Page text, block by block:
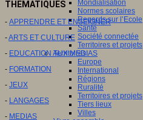
Mondialisation
Normes scolaires
Regards sur l’Ecole
Santé
Société connectée
Territoires et projets
Territoires
Europe
International
Régions
Ruralité
Territoires et projets
Tiers lieux
Villes
THEMATIQUES
- APPRENDRE ET ENSEIGNER
-ARTS ET CULTURE
- EDUCATION AUX MEDIAS
- FORMATION
- JEUX
- LANGAGES
- MEDIAS